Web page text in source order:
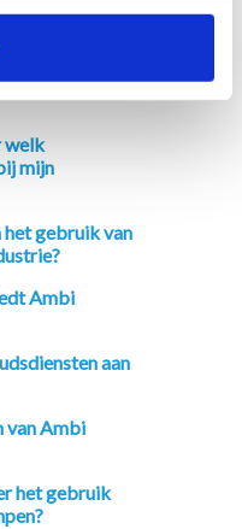
welk
mijn
het gebruik van
Ambi
aan
van Ambi
het gebruik